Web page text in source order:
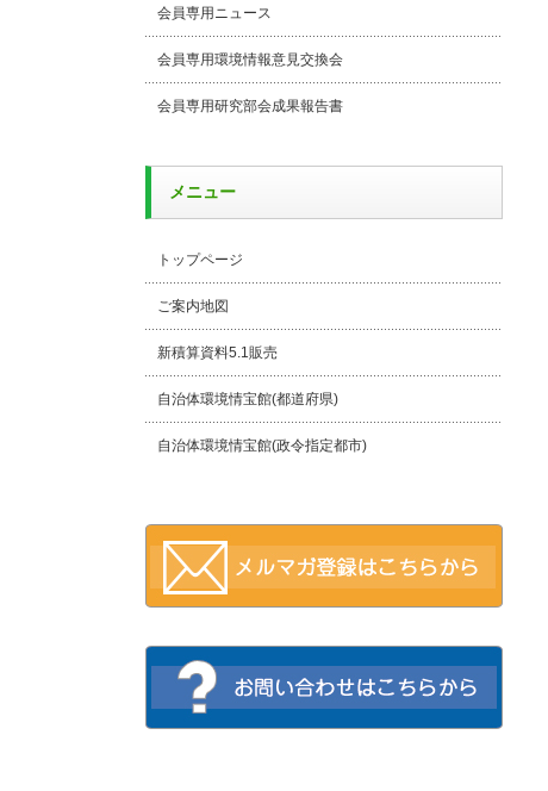
会員専用ニュース
会員専用環境情報意見交換会
会員専用研究部会成果報告書
メニュー
トップページ
ご案内地図
新積算資料5.1販売
自治体環境情宝館(都道府県)
自治体環境情宝館(政令指定都市)